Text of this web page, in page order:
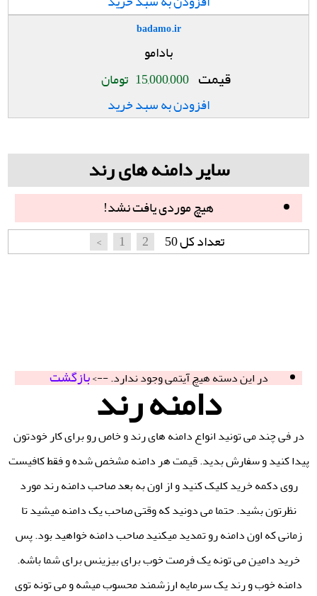
badamo.ir
بادامو
قیمت 15,000,000 تومان
افزودن به سبد خرید
سایر دامنه های رند
هیچ موردی یافت نشد!
<
1 2 تعداد کل 50
در این دسته هیچ آیتمی وجود ندارد. -->بازگشت دامنه رند
در فی چند می تونید انواع دامنه های رند و خاص رو برای کار خودتون
پیدا کنید و سفارش بدید. قیمت هر دامنه مشخص شده و فقط کافیست
روی دکمه خرید کلیک کنید و از اون به بعد صاحب دامنه رند مورد
نظرتون بشید. حتما می دونید که وقتی صاحب یک دامنه میشید تا
زمانی که اون دامنه رو تمدید میکنید صاحب دامنه خواهید بود. پس
خرید دامین می تونه یک فرصت خوب برای بیزینس برای شما باشه.
دامنه خوب و رند یک سرمایه ارزشمند محسوب میشه و می تونه توی